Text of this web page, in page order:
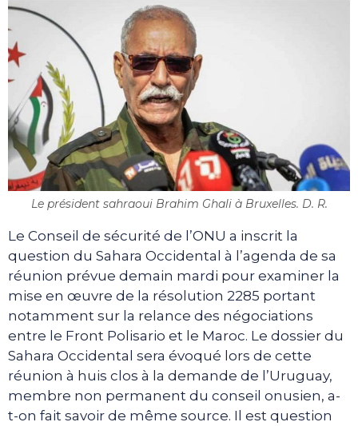
Le président sahraoui Brahim Ghali à Bruxelles. D. R.
Le Conseil de sécurité de l’ONU a inscrit la
question du Sahara Occidental à l’agenda de sa
réunion prévue demain mardi pour examiner la
mise en œuvre de la résolution 2285 portant
notamment sur la relance des négociations
entre le Front Polisario et le Maroc. Le dossier du
Sahara Occidental sera évoqué lors de cette
réunion à huis clos à la demande de l’Uruguay,
membre non permanent du conseil onusien, a-
t-on fait savoir de même source. Il est question